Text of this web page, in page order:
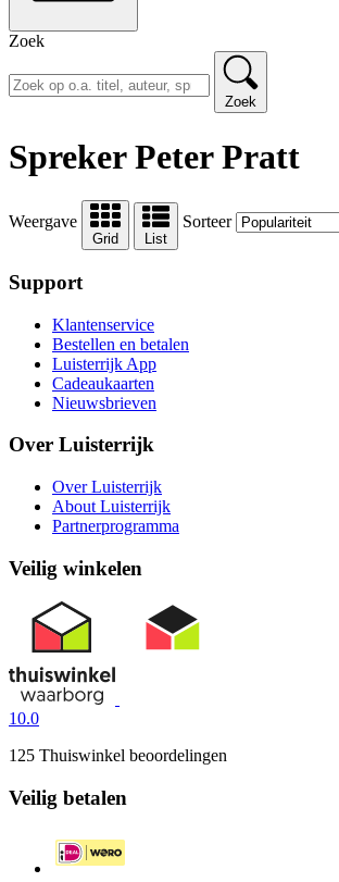
Zoek
Zoek
Spreker Peter Pratt
Weergave
Grid List
Sorteer
Support
Klantenservice
Bestellen en betalen
Luisterrijk App
Cadeaukaarten
Nieuwsbrieven
Over Luisterrijk
Over Luisterrijk
About Luisterrijk
Partnerprogramma
Veilig winkelen
10.0
125 Thuiswinkel beoordelingen
Veilig betalen